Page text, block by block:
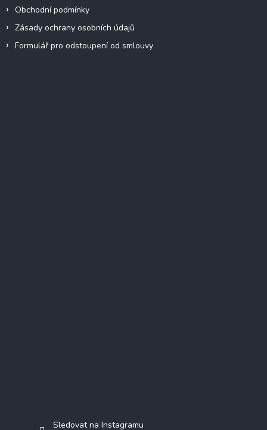
Obchodní podmínky
Zásady ochrany osobních údajů
Formulář pro odstoupení od smlouvy
Sledovat na Instagramu